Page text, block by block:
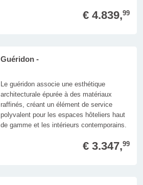
€ 4.839,99
Guéridon -
Le guéridon associe une esthétique
architecturale épurée à des matériaux
raffinés, créant un élément de service
polyvalent pour les espaces hôteliers haut
de gamme et les intérieurs contemporains.
€ 3.347,99